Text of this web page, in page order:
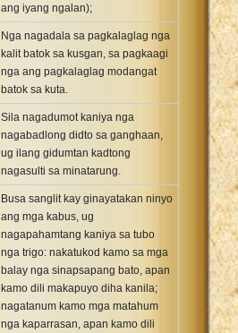
ang iyang ngalan);
Nga nagadala sa pagkalaglag nga
kalit batok sa kusgan, sa pagkaagi
nga ang pagkalaglag modangat
batok sa kuta.
Sila nagadumot kaniya nga
nagabadlong didto sa ganghaan,
ug ilang gidumtan kadtong
nagasulti sa minatarung.
Busa sanglit kay ginayatakan ninyo
ang mga kabus, ug
nagapahamtang kaniya sa tubo
nga trigo: nakatukod kamo sa mga
balay nga sinapsapang bato, apan
kamo dili makapuyo diha kanila;
nagatanum kamo mga matahum
nga kaparrasan, apan kamo dili